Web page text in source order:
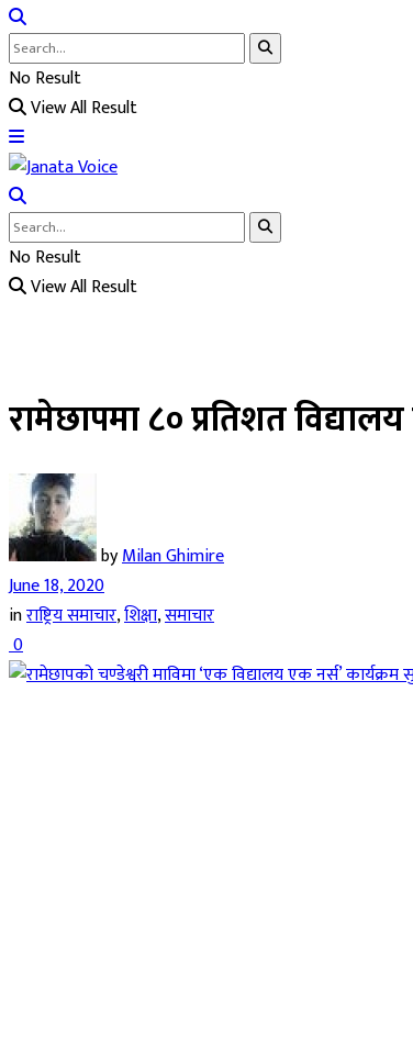
No Result
View All Result
No Result
View All Result
रामेछापमा ८० प्रतिशत विद्यालय
byMilan Ghimire
June 18, 2020
inराष्ट्रिय समाचार,शिक्षा,समाचार
0